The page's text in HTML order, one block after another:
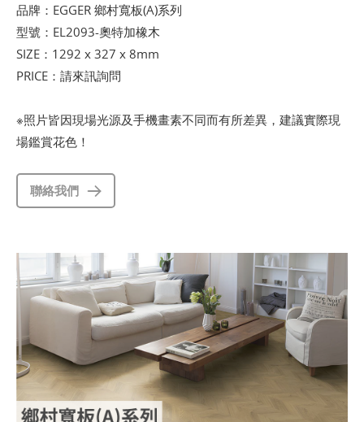
品牌：EGGER 鄉村寬板(A)系列
型號：EL2093-奧特加橡木
SIZE：1292 x 327 x 8mm
PRICE：請來訊詢問
※照片皆因現場光源及手機畫素不同而有所差異，建議實際現
場鑑賞花色！
聯絡我們